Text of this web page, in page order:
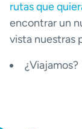
rutas que
encontrar un
vista nuestras
¿Viajamos?